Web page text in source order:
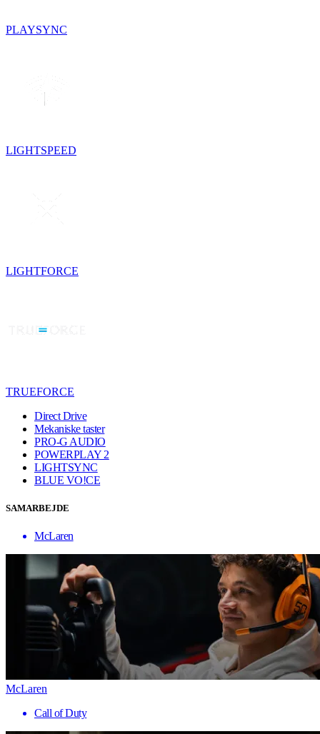
PLAYSYNC
LIGHTSPEED
LIGHTFORCE
TRUEFORCE
Direct Drive
Mekaniske taster
PRO-G AUDIO
POWERPLAY 2
LIGHTSYNC
BLUE VO!CE
SAMARBEJDE
McLaren
McLaren
Call of Duty